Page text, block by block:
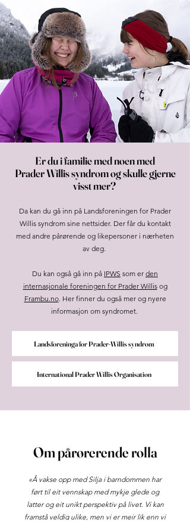
Er du i familie med noen med
Prader Willis syndrom og skulle gjerne
visst mer?
Da kan du gå inn på Landsforeningen for Prader
Willis syndrom sine nettsider. Der får du kontakt
med andre pårørende og likepersoner i nærheten
av deg.
Du kan også gå inn på IPWS som er den
internasjonale foreningen for Prader Willisog
Frambu.no. Her finner du også mer og nyere
informasjon om syndromet.
Landsforeninga for Prader-Willis syndrom
International Prader Willis Organisation
Om pårørerende rolla
«Å vakse opp med Silja i barndommen har
ført til eit vennskap med mykje glede og
latter og eit unikt perspektiv på livet. Vi kan
framstå veldig ulike, men vi er meir lik enn vi